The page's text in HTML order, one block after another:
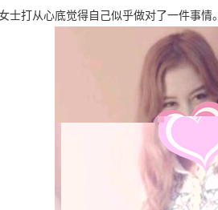
士打从心底觉得自己似乎做对了一件事情。